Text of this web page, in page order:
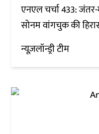
एनएल चर्चा 433:
सोनम वांगचुक की
न्यूज़लॉन्ड्री टीम